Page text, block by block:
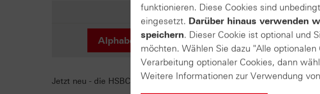
Produkte auf
Alphabet Class C Microsoft
Jetzt neu - die HSBC-Zertifikate-Masterclass ist online!
funktionieren. Diese Cookies sind
eingesetzt. Darüber hinaus verwenden
speichern. Dieser Cookie ist optional und
möchten. Wählen Sie dazu "Alle
Verarbeitung optionaler Cookies, dann
Weitere Informationen zur Verwendung